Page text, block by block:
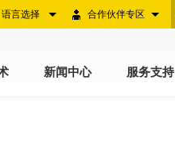
合作伙伴专区
言选择
新闻中心 服务支持